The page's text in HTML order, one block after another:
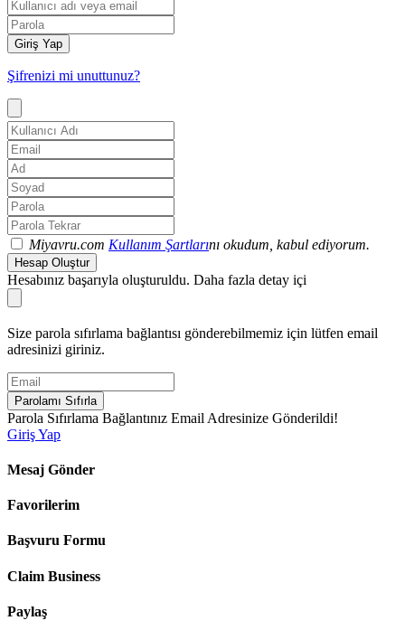
Giriş Yap
Şifrenizi mi unuttunuz?
Miyavru.com Kullanım Şartlarını okudum, kabul ediyorum.
Hesap Oluştur
Hesabınız başarıyla oluşturuldu. Daha fazla detay içi
Size parola sıfırlama bağlantısı gönderebilmemiz için lütfen email
adresinizi giriniz.
Parolamı Sıfırla
Parola Sıfırlama Bağlantınız Email Adresinize Gönderildi!
Giriş Yap
Mesaj Gönder
Favorilerim
Başvuru Formu
Claim Business
Paylaş